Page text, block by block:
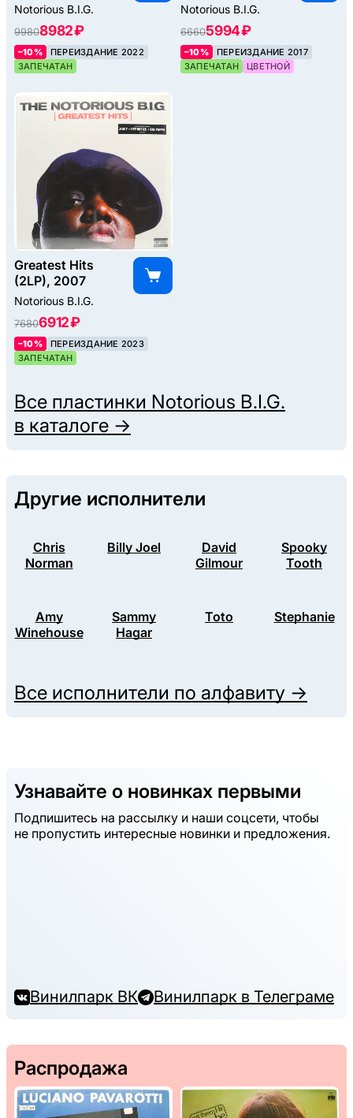
Notorious B.I.G.
99808982 ₽
–10%
ПЕРЕИЗДАНИЕ 2022
ЗАПЕЧАТАН
Notorious B.I.G.
66605994 ₽
–10%
ПЕРЕИЗДАНИЕ 2017
ЗАПЕЧАТАН
ЦВЕТНОЙ
Greatest Hits
(2LP), 2007
Notorious B.I.G.
76806912 ₽
–10%
ПЕРЕИЗДАНИЕ 2023
ЗАПЕЧАТАН
Все пластинки Notorious B.I.G.
в каталоге →
Другие исполнители
Chris
Norman
Billy Joel
David
Gilmour
Spooky
Tooth
Amy
Winehouse
Sammy
Hagar
Toto Stephanie
Все исполнители по алфавиту →
Узнавайте о новинках первыми
Подпишитесь на рассылку и наши соцсети, чтобы
не пропустить интересные новинки и предложения.
Винилпарк ВК Винилпарк в Телеграме
Распродажа